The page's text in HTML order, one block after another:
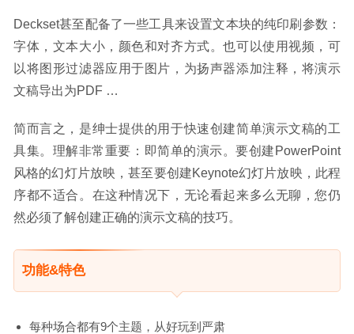
Deckset甚至配备了一些工具来设置文本块的纯印刷参数：
字体，文本大小，颜色和对齐方式。也可以使用视频，可
以将图形过滤器应用于图片，为扬声器添加注释，将演示
文稿导出为PDF …
简而言之，是绅士提供的用于快速创建简单演示文稿的工
具集。理解非常重要：即简单的演示。要创建PowerPoint
风格的幻灯片放映，甚至要创建Keynote幻灯片放映，此程
序都不适合。在这种情况下，无论看起来多么无聊，您仍
然必须了解创建正确的演示文稿的技巧。
功能&特色
每种场合都有9个主题，从好玩到严肃